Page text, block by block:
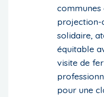
communes
projection-
solidaire,
équitable
visite de
pour une